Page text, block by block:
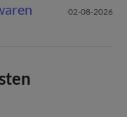
02-08-2026